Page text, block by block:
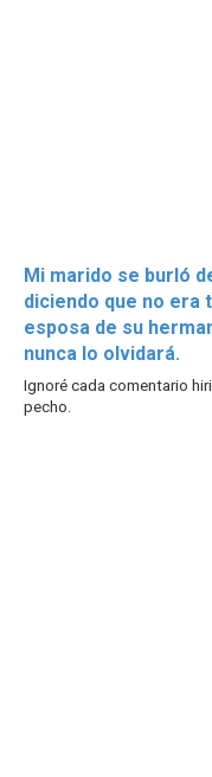
Mi marido se burló
diciendo que no era
esposa de su
nunca lo olvidará.
Ignoré cada comentario
pecho.